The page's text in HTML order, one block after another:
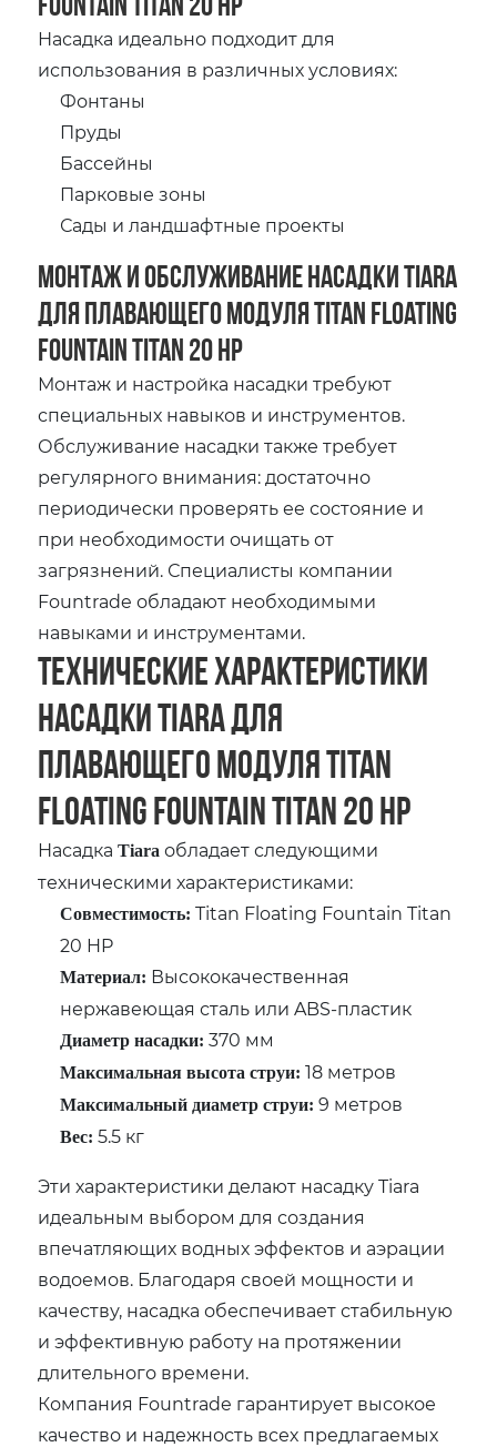
Насадка идеально подходит для
использования в различных условиях:
Фонтаны
Пруды
Бассейны
Парковые зоны
Сады и ландшафтные проекты
Монтаж и обслуживание насадки Tiara
для плавающего модуля Titan Floating
Fountain Titan 20 HP
Монтаж и настройка насадки требуют
специальных навыков и инструментов.
Обслуживание насадки также требует
регулярного внимания: достаточно
периодически проверять ее состояние и
при необходимости очищать от
загрязнений. Специалисты компании
Fountrade обладают необходимыми
навыками и инструментами.
Технические характеристики
насадки Tiara для
плавающего модуля Titan
Floating Fountain Titan 20 HP
НасадкаTiara обладает следующими
техническими характеристиками:
Совместимость: Titan Floating Fountain Titan
20 HP
Материал: Высококачественная
нержавеющая сталь или ABS-пластик
Диаметр насадки: 370 мм
Максимальная высота струи: 18 метров
Максимальный диаметр струи: 9 метров
Вес: 5.5 кг
Эти характеристики делают насадку Tiara
идеальным выбором для создания
впечатляющих водных эффектов и аэрации
водоемов. Благодаря своей мощности и
качеству, насадка обеспечивает стабильную
и эффективную работу на протяжении
длительного времени.
Компания Fountrade гарантирует высокое
качество и надежность всех предлагаемых